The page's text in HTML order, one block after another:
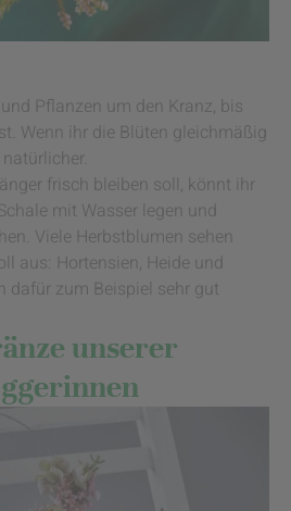
Pflanzen um den Kranz, bis
Wenn ihr die Blüten gleichmäßig
frisch bleiben soll, könnt ihr
mit Wasser legen und
Viele Herbstblumen sehen
aus: Hortensien, Heide und
dafür zum Beispiel sehr gut
unserer